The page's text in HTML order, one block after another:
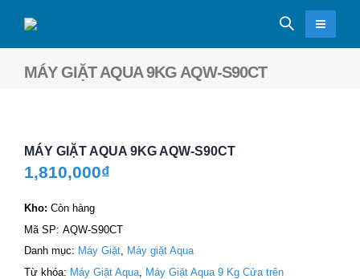
MÁY GIẶT AQUA 9KG AQW-S90CT
MÁY GIẶT AQUA 9KG AQW-S90CT
1,810,000₫
Kho: Còn hàng
Mã SP: AQW-S90CT
Danh mục: Máy Giặt, Máy giặt Aqua
Từ khóa: Máy Giặt Aqua Máy Giặt Aqua 9 Kg Cửa trên